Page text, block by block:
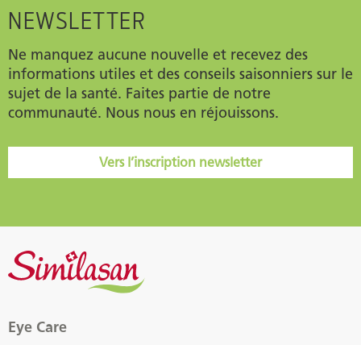
NEWSLETTER
Ne manquez aucune nouvelle et recevez des
informations utiles et des conseils saisonniers sur le
sujet de la santé. Faites partie de notre
communauté. Nous nous en réjouissons.
Vers l’inscription newsletter
Eye Care